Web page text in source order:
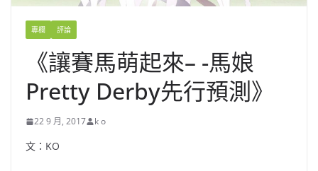
專欄 評論
《讓賽馬萌起來– -馬娘
Pretty Derby先行預測》
22 9 月, 2017 k o
文：KO